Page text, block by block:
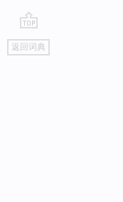
go
top
返回词典